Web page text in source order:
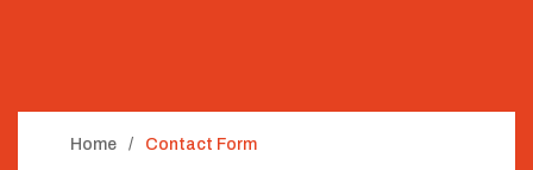
Home Contact Form